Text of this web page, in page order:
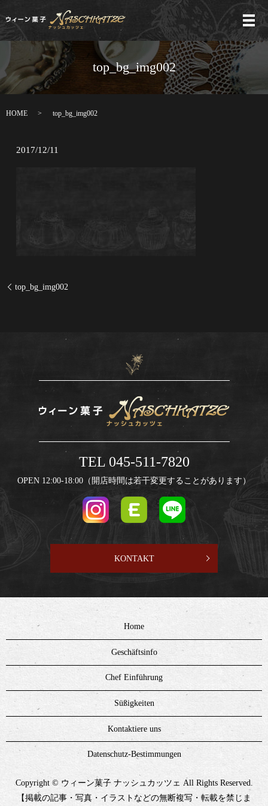
メ
top_bg_img002
HOME top_bg_img002
2017/12/11
top_bg_img002
TEL 045-511-7820
OPEN 12:00-18:00（開店時間は若干変更することがあります）
KONTAKT
Home
Geschäftsinfo
Chef Einführung
Süßigkeiten
Kontaktiere uns
Datenschutz-Bestimmungen
Copyright © ウィーン菓子 ナッシュカッツェ All Rights Reserved.
【掲載の記事・写真・イラストなどの無断複写・転載を禁じま